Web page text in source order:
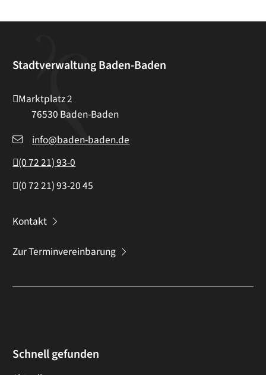
Stadtverwaltung Baden-Baden
Marktplatz 2
76530 Baden-Baden
info@baden-baden.de
(07221) 93-0
(07221) 93-2045
Kontakt
Zur Terminvereinbarung
Schnell gefunden